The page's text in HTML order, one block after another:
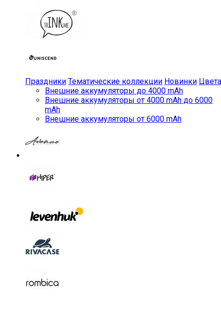
Праздники Тематические коллекции Новинки Цвета
Внешние аккумуляторы до 4000 mAh
Внешние аккумуляторы от 4000 mAh до 6000
mAh
Внешние аккумуляторы от 6000 mAh